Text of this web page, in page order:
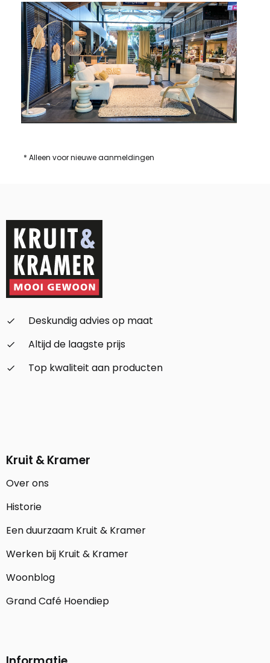
* Alleen voor nieuwe aanmeldingen
check_small
Deskundig advies op maat
check_small
Altijd de laagste prijs
check_small
Top kwaliteit aan producten
Kruit & Kramer
Over ons
Historie
Een duurzaam Kruit & Kramer
Werken bij Kruit & Kramer
Woonblog
Grand Café Hoendiep